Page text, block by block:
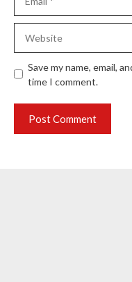
Save my name, email,
time I comment.